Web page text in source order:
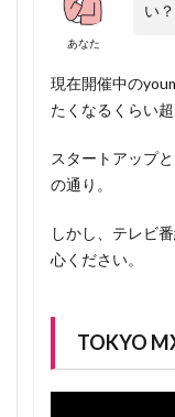
あなた
い？
現在開催中の
たくなるくらい超
スタートアップ
の通り。
しかし、テレビ
心ください。
TOKYO